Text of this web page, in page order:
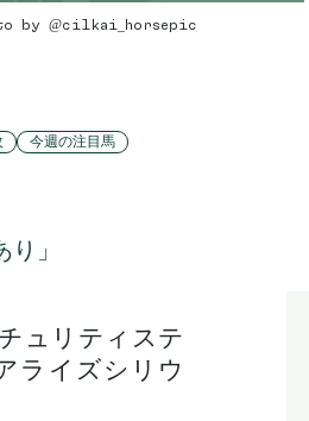
by @cilkai_horsepic
今週の注目馬
」
ュリティステ
ライズシリウ